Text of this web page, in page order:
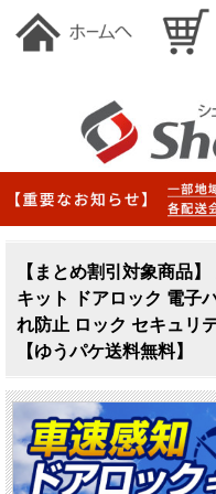
【まとめ割引対象商品
キット ドアロック 電子
れ防止 ロック セキュリ
【ゆうパケ送料無料】